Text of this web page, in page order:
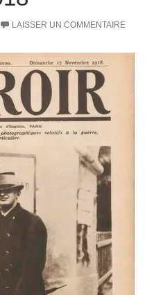
LAISSER UN COMMENTAIRE